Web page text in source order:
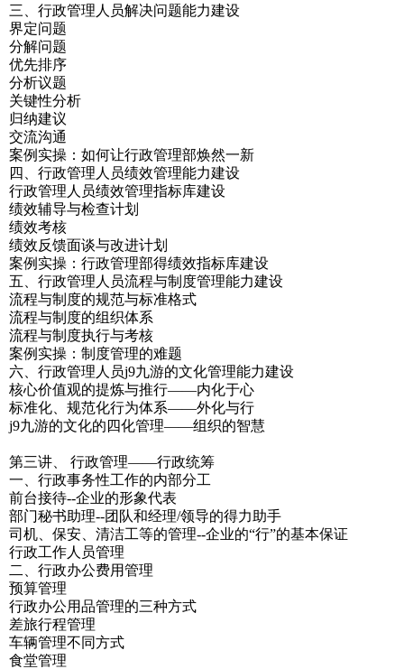
三、行政管理人员解决问题能力建设
界定问题
分解问题
优先排序
分析议题
关键性分析
归纳建议
交流沟通
案例实操：如何让行政管理部焕然一新
四、行政管理人员绩效管理能力建设
行政管理人员绩效管理指标库建设
绩效辅导与检查计划
绩效考核
绩效反馈面谈与改进计划
案例实操：行政管理部得绩效指标库建设
五、行政管理人员流程与制度管理能力建设
流程与制度的规范与标准格式
流程与制度的组织体系
流程与制度执行与考核
案例实操：制度管理的难题
六、行政管理人员j9九游的文化管理能力建设
核心价值观的提炼与推行——内化于心
标准化、规范化行为体系——外化与行
j9九游的文化的四化管理——组织的智慧
第三讲、 行政管理——行政统筹
一、行政事务性工作的内部分工
前台接待--企业的形象代表
部门秘书助理--团队和经理/领导的得力助手
司机、保安、清洁工等的管理--企业的“行”的基本保证
行政工作人员管理
二、行政办公费用管理
预算管理
行政办公用品管理的三种方式
差旅行程管理
车辆管理不同方式
食堂管理